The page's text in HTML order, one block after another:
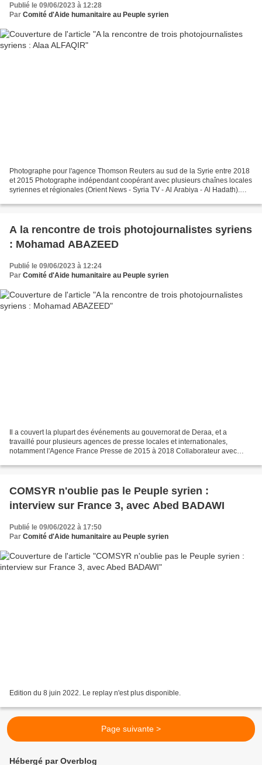
Publié le 09/06/2023 à 12:28
Par Comité d'Aide humanitaire au Peuple syrien
Photographe pour l'agence Thomson Reuters au sud de la Syrie entre 2018
et 2015 Photographe indépendant coopérant avec plusieurs chaînes locales
syriennes et régionales (Orient News - Syria TV - Al Arabiya - Al Hadath).
A la rencontre de trois photojournalistes syriens
: Mohamad ABAZEED
Publié le 09/06/2023 à 12:24
Par Comité d'Aide humanitaire au Peuple syrien
Il a couvert la plupart des événements au gouvernorat de Deraa, et a
travaillé pour plusieurs agences de presse locales et internationales,
notamment l'Agence France Presse de 2015 à 2018 Collaborateur avec
COMSYR n'oublie pas le Peuple syrien :
interview sur France 3, avec Abed BADAWI
Publié le 09/06/2022 à 17:50
Par Comité d'Aide humanitaire au Peuple syrien
Edition du 8 juin 2022. Le replay n'est plus disponible.
Page suivante >
Hébergé par Overblog